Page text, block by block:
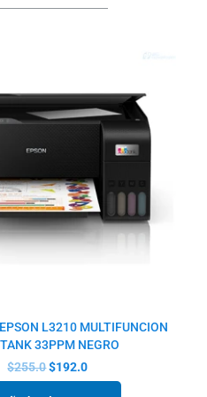
L3210 MULTIFUNCION
33PPM NEGRO
$255.0$192.0